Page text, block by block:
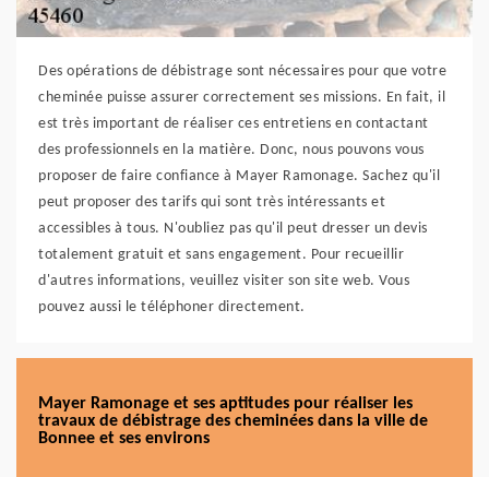
Des opérations de débistrage sont nécessaires pour que votre
cheminée puisse assurer correctement ses missions. En fait, il
est très important de réaliser ces entretiens en contactant
des professionnels en la matière. Donc, nous pouvons vous
proposer de faire confiance à Mayer Ramonage. Sachez qu'il
peut proposer des tarifs qui sont très intéressants et
accessibles à tous. N'oubliez pas qu'il peut dresser un devis
totalement gratuit et sans engagement. Pour recueillir
d'autres informations, veuillez visiter son site web. Vous
pouvez aussi le téléphoner directement.
Mayer Ramonage et ses aptitudes pour réaliser les
travaux de débistrage des cheminées dans la ville de
Bonnee et ses environs